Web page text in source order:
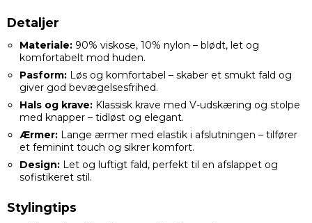
Detaljer
Materiale:90% viskose, 10% nylon – blødt, let og
komfortabelt mod huden.
Pasform:Løs og komfortabel – skaber et smukt fald og
giver god bevægelsesfrihed.
Hals og krave:Klassisk krave med V-udskæring og stolpe
med knapper – tidløst og elegant.
Ærmer:Lange ærmer med elastik i afslutningen – tilfører
et feminint touch og sikrer komfort.
Design:Let og luftigt fald, perfekt til en afslappet og
sofistikeret stil.
Stylingtips